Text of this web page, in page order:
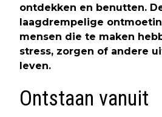
ontdekken en benutten.
laagdrempelige
mensen die te maken
stress, zorgen of andere
leven.
Ontstaan vanuit